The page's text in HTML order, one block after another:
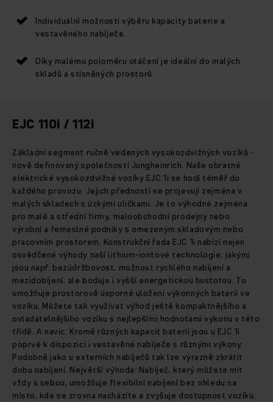
Individuální možnosti výběru kapacity baterie a
vestavěného nabíječe.
Díky malému poloměru otáčení je ideální do malých
skladů a stísněných prostorů.
EJC 110i / 112i
Základní segment ručně vedených vysokozdvižných vozíků -
nově definovaný společností Jungheinrich. Naše obratné
elektrické vysokozdvižné vozíky EJC 1i se hodí téměř do
každého provozu. Jejich přednosti se projevují zejména v
malých skladech s úzkými uličkami. Je to výhodné zejména
pro malé a střední firmy, maloobchodní prodejny nebo
výrobní a řemeslné podniky s omezeným skladovým nebo
pracovním prostorem. Konstrukční řada EJC 1i nabízí nejen
osvědčené výhody naší lithium-iontové technologie, jakými
jsou např. bezúdržbovost, možnost rychlého nabíjení a
mezidobíjení, ale boduje i vyšší energetickou hustotou. To
umožňuje prostorově úsporné uložení výkonných baterií ve
vozíku. Můžete tak využívat výhod ještě kompaktnějšího a
ovladatelnějšího vozíku s nejlepšími hodnotami výkonu v této
třídě. A navíc: Kromě různých kapacit baterií jsou u EJC 1i
poprvé k dispozici i vestavěné nabíječe s různými výkony.
Podobně jako u externích nabíječů tak lze výrazně zkrátit
dobu nabíjení. Největší výhoda: Nabíječ, který můžete mít
vždy s sebou, umožňuje flexibilní nabíjení bez ohledu na
místo, kde se zrovna nacházíte a zvyšuje dostupnost vozíku.